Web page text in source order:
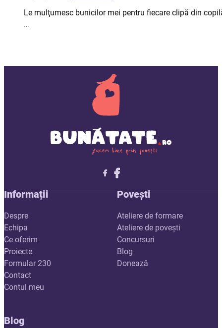
Le mulţumesc bunicilor mei pentru fiecare clipă din
…
Follow me on X
Follow me on LinkedIn
Follow me on X
Informații
Despre
Echipa
Ce oferim
Proiecte
Formular 230
Contact
Contul meu
Povești
Ateliere de formare
Ateliere de povești
Concursuri
Blog
Donează
Blog